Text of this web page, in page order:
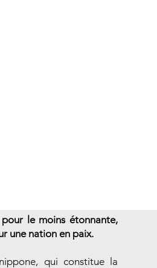
le moins étonnante,
une nation en paix.
qui constitue la